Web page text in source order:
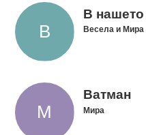
В
Весела и Мира
Ватман
Мира